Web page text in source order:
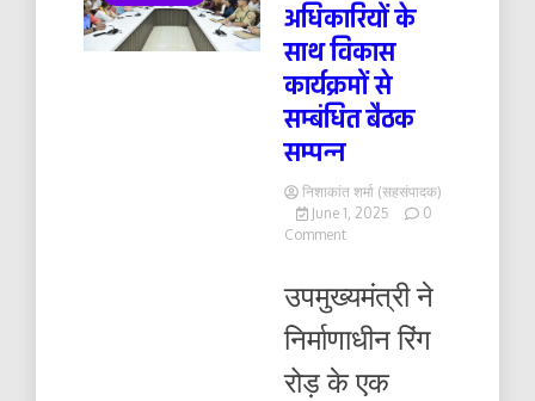
अधिकारियों के
साथ विकास
कार्यक्रमों से
सम्बंधित बैठक
सम्पन्न
निशाकांत शर्मा (सहसंपादक)
June 1, 2025
0
Commenton
साथ
कार्यक्रमों
सम्बंधित
उपमुख्यमंत्री ने
निर्माणाधीन रिंग
रोड़ के एक